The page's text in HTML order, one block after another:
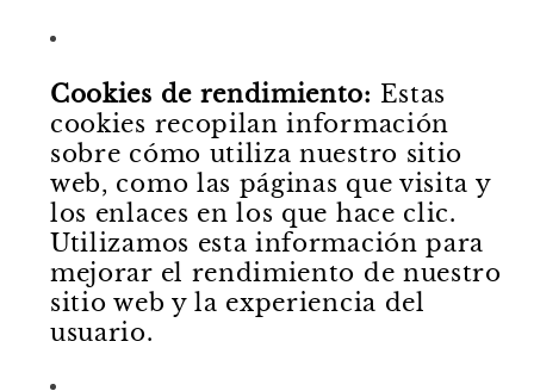
Cookies de rendimiento: Estas
cookies recopilan información
sobre cómo utiliza nuestro sitio
web, como las páginas que visita y
los enlaces en los que hace clic.
Utilizamos esta información para
mejorar el rendimiento de nuestro
sitio web y la experiencia del
usuario.